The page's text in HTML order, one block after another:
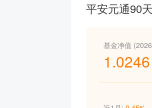
平安元通90
基金净值
1.0246